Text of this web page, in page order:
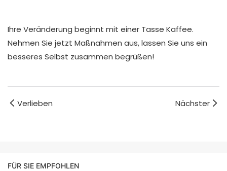
Ihre Veränderung beginnt mit einer Tasse Kaffee.
Nehmen Sie jetzt Maßnahmen aus, lassen Sie uns ein
besseres Selbst zusammen begrüßen!
Verlieben Nächster
FÜR SIE EMPFOHLEN